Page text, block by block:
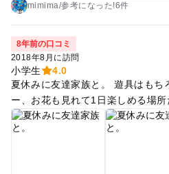
mimima/参考に なった!6件
8年前の口コミ
2018年8月に訪問
小学生
4.0
夏休みに友達家族と。 遊具はもちろん、水遊び、バーベキュ
ー、お花も見れて1日楽しめる場所